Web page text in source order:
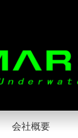
会社概要